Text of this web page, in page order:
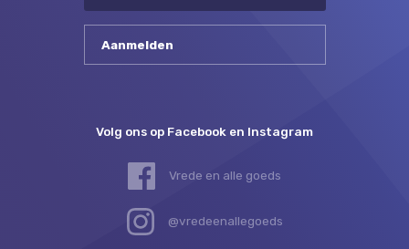
Volg ons op Facebook en Instagram
Vrede en alle goeds
@vredeenallegoeds